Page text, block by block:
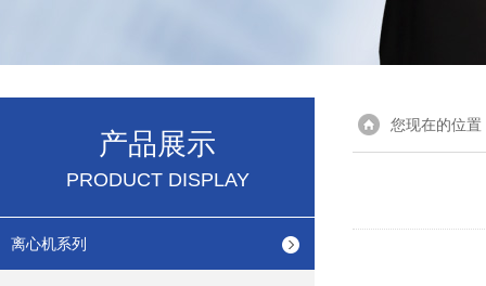
产品展示
PRODUCT DISPLAY
离心机系列
您现在的位置